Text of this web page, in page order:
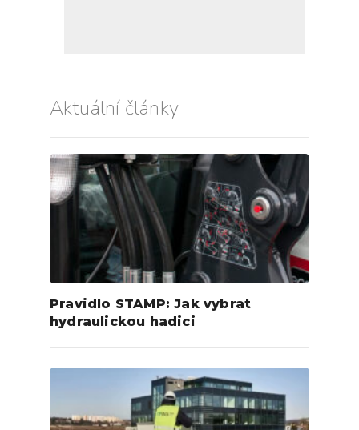
Aktuální články
Pravidlo STAMP: Jak vybrat
hydraulickou hadici